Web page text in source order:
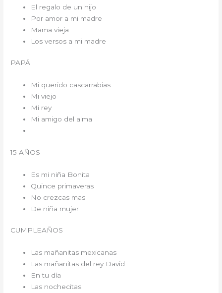
El regalo de un hijo
Por amor a mi madre
Mama vieja
Los versos a mi madre
PAPÁ
Mi querido cascarrabias
Mi viejo
Mi rey
Mi amigo del alma
15 AÑOS
Es mi niña Bonita
Quince primaveras
No crezcas mas
De niña mujer
CUMPLEAÑOS
Las mañanitas mexicanas
Las mañanitas del rey David
En tu día
Las nochecitas